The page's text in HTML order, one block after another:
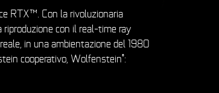
RTX™. Con la rivoluzionaria
con il real-time ray
in una ambientazione del 1980
cooperativo, Wolfenstein®: